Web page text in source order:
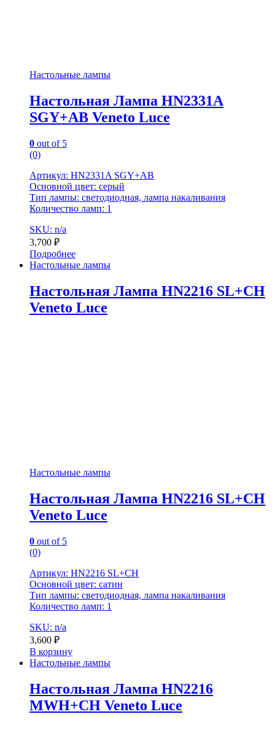
Настольные лампы
Настольная Лампа HN2331A
SGY+AB Veneto Luce
0 out of 5
(0)
Артикул: HN2331A SGY+AB
Основной цвет: серый
Тип лампы: светодиодная, лампа накаливания
Количество ламп: 1
SKU: n/a
3,700 ₽
Подробнее
Настольные лампы
Настольная Лампа HN2216 SL+CH
Veneto Luce
Настольные лампы
Настольная Лампа HN2216 SL+CH
Veneto Luce
0 out of 5
(0)
Артикул: HN2216 SL+CH
Основной цвет: сатин
Тип лампы: светодиодная, лампа накаливания
Количество ламп: 1
SKU: n/a
3,600 ₽
В корзину
Настольные лампы
Настольная Лампа HN2216
MWH+CH Veneto Luce